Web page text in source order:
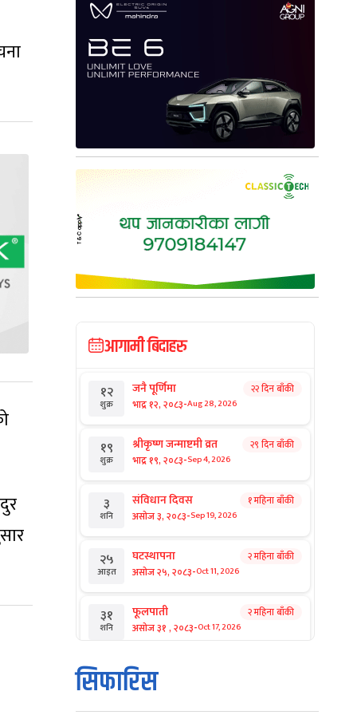
आगामी बिदाहरु
१२
शुक्र
जनै पूर्णिमा
भाद्र १२, २०८३-Aug 28, 2026
२२ दिन बाँकी
१९
शुक्र
श्रीकृष्ण जन्माष्टमी व्रत
भाद्र १९, २०८३-Sep 4, 2026
२९ दिन बाँकी
३
शनि
संविधान दिवस
असोज ३, २०८३-Sep 19, 2026
१ महिना बाँकी
२५
आइत
घटस्थापना
असोज २५, २०८३-Oct 11, 2026
२ महिना बाँकी
३१
शनि
फूलपाती
असोज ३१ , २०८३-Oct 17, 2026
२ महिना बाँकी
१
आइत
कार्तिक सङ्क्रान्ति
कार्तिक १, २०८३
सिफारिस